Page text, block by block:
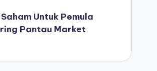
Untuk Pemula
Pantau Market